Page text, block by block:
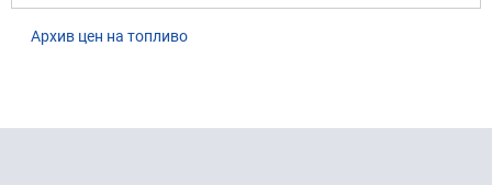
Архив цен на топливо